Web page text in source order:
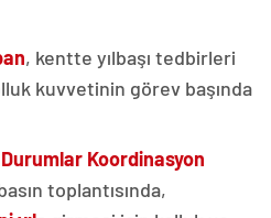
, kentte yılbaşı tedbirleri
kuvvetinin görev başında
Koordinasyon
toplantısında,